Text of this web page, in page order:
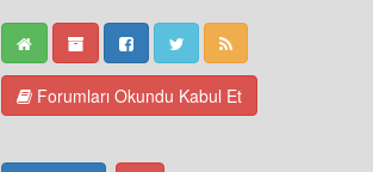
Forumları Okundu Kabul Et